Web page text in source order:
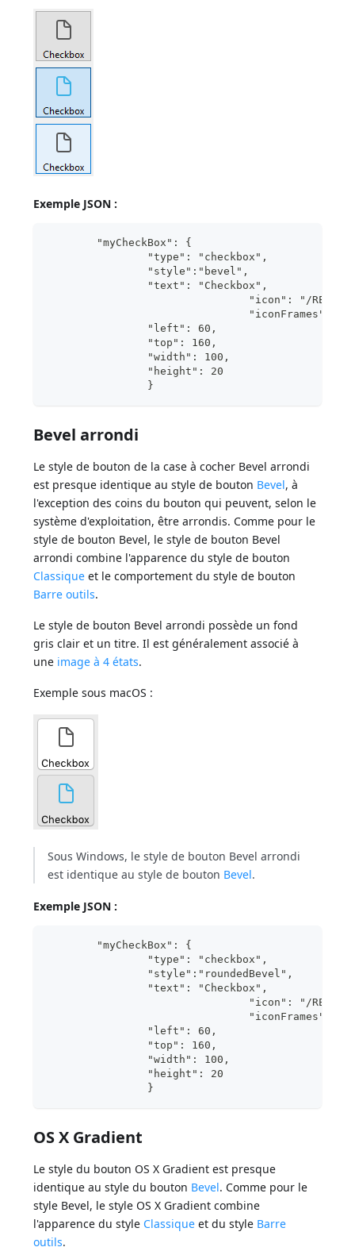
Exemple JSON :
	"myCheckBox": {
                "style":"bevel",
"icon": "/
				"iconFrames": 4
                }
Bevel arrondi
Le style de bouton de la case à cocher Bevel arrondi
est presque identique au style de bouton Bevel, à
l'exception des coins du bouton qui peuvent, selon le
système d'exploitation, être arrondis. Comme pour le
style de bouton Bevel, le style de bouton Bevel
arrondi combine l'apparence du style de bouton
Classique et le comportement du style de bouton
Barre outils.
Le style de bouton Bevel arrondi possède un fond
gris clair et un titre. Il est généralement associé à
une image à 4 états.
Exemple sous macOS :
Sous Windows, le style de bouton Bevel arrondi
est identique au style de bouton Bevel.
Exemple JSON :
	"myCheckBox": {
"icon": "/
				"iconFrames": 4
                }
OS X Gradient
Le style du bouton OS X Gradient est presque
identique au style du bouton Bevel. Comme pour le
style Bevel, le style OS X Gradient combine
l'apparence du style Classique et du style Barre
outils.